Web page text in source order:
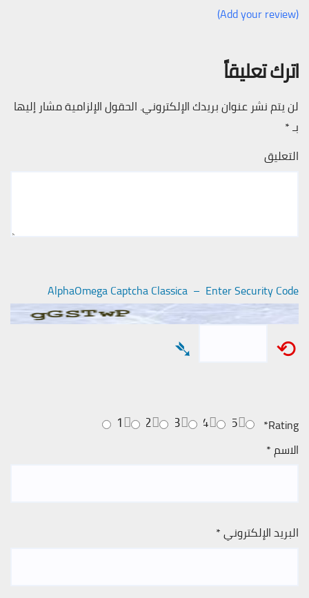
(Add your review)
اترك تعليقاً
لن يتم نشر عنوان بريدك الإلكتروني. الحقول الإلزامية مشار إليها
بـ*
التعليق
AlphaOmega Captcha Classica – Enter Security Code
⟲
➴
Rating
*
5
4
3
2
1
الاسم*
البريد الإلكتروني*